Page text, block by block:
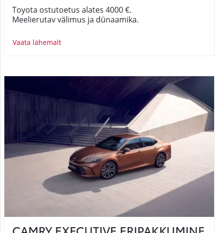
Toyota ostutoetus alates 4000 €.
Meelierutav välimus ja dünaamika.
Vaata lähemalt